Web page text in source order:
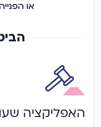
או
האפליקציה